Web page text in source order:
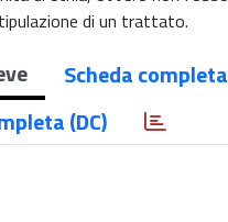
di un trattato.
Scheda completa
(DC)